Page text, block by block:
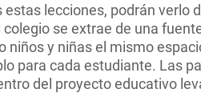
lecciones, podrán verlo
se extrae de una
y niñas el mismo
para cada estudiante. Las
del proyecto educativo